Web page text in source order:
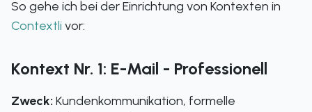
So gehe ich bei der Einrichtung von Kontexten in
Contextlivor:
Kontext Nr. 1: E-Mail - Professionell
Zweck: Kundenkommunikation, formelle